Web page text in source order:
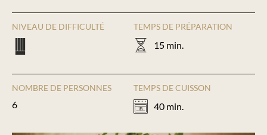
NIVEAU DE DIFFICULTÉ TEMPS DE PRÉPARATION
15 min.
NOMBRE DE PERSONNES
6
TEMPS DE CUISSON
40 min.